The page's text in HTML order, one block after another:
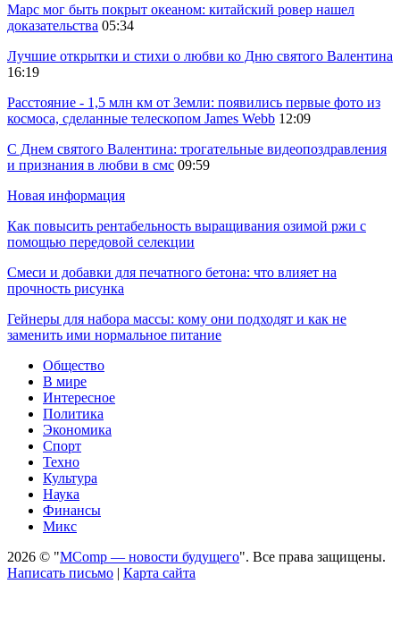
Марс мог быть покрыт океаном: китайский ровер нашел
доказательства 05:34
Лучшие открытки и стихи о любви ко Дню святого Валентина
16:19
Расстояние - 1,5 млн км от Земли: появились первые фото из
космоса, сделанные телескопом James Webb 12:09
С Днем святого Валентина: трогательные видеопоздравления
и признания в любви в смс 09:59
Новая информация
Как повысить рентабельность выращивания озимой ржи с
помощью передовой селекции
Смеси и добавки для печатного бетона: что влияет на
прочность рисунка
Гейнеры для набора массы: кому они подходят и как не
заменить ими нормальное питание
Общество
В мире
Интересное
Политика
Экономика
Спорт
Техно
Культура
Наука
Финансы
Микс
2026 © "MComp — новости будущего". Все права защищены.
Написать письмо | Карта сайта